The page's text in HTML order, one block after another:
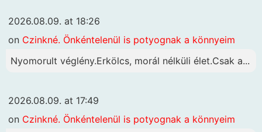
2026.08.09. at 18:26
on Czinkné. Önkéntelenül is potyognak a könnyeim
Nyomorult véglény.Erkölcs, morál nélküli élet.Csak a...
2026.08.09. at 17:49
on Czinkné. Önkéntelenül is potyognak a könnyeim